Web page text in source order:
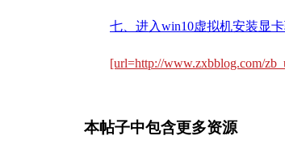
七、进入win10虚拟机安装显
[url=http://www.zxbblog.com/
本帖子中包含更多资源